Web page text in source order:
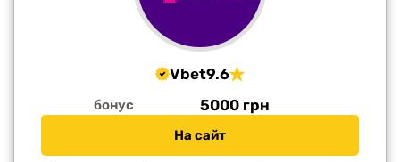
Vbet9.6
бонус 5000 грн
На сайт